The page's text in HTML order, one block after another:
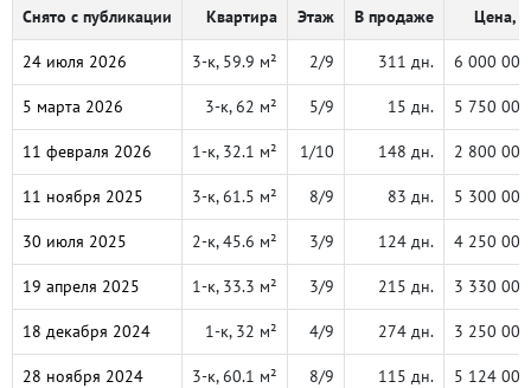
Снято с публикации Квартира Этаж В продаже Цена, ₽
24 июля 2026 3-к, 59.9 м² 2/9 311 дн. 6 000 000
5 марта 2026 3-к, 62 м² 5/9 15 дн. 5 750 000
11 февраля 2026 1-к, 32.1 м² 1/10 148 дн. 2 800 000
11 ноября 2025 3-к, 61.5 м² 8/9 83 дн. 5 300 000
30 июля 2025 2-к, 45.6 м² 3/9 124 дн. 4 250 000
19 апреля 2025 1-к, 33.3 м² 3/9 215 дн. 3 330 000
18 декабря 2024 1-к, 32 м² 4/9 274 дн. 3 250 000
28 ноября 2024 3-к, 60.1 м² 8/9 115 дн. 5 124 000